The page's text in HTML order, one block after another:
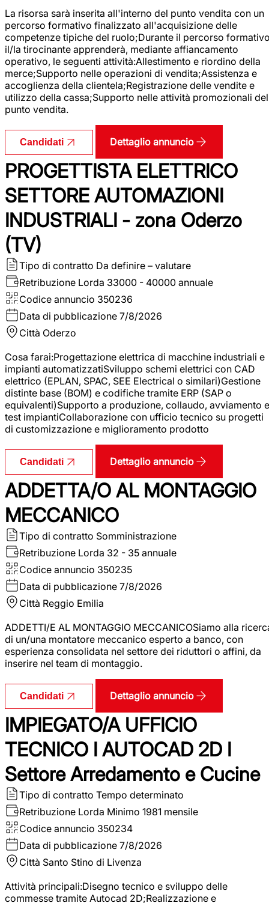
La risorsa sarà inserita all'interno del punto vendita con un
percorso formativo finalizzato all'acquisizione delle
competenze tipiche del ruolo;Durante il percorso
il/la tirocinante apprenderà, mediante affiancamento
operativo, le seguenti attività:Allestimento e riordino della
merce;Supporto nelle operazioni di vendita;Assistenza e
accoglienza della clientela;Registrazione delle vendite e
utilizzo della cassa;Supporto nelle attività promozionali del
punto vendita.
Candidati Dettaglio annuncio
PROGETTISTA ELETTRICO
SETTORE AUTOMAZIONI
INDUSTRIALI - zona Oderzo
(TV)
Tipo di contratto Da definire – valutare
Retribuzione Lorda 33000 - 40000 annuale
Codice annuncio 350236
Data di pubblicazione 7/8/2026
Città Oderzo
Cosa farai:Progettazione elettrica di macchine industriali e
impianti automatizzatiSviluppo schemi elettrici con CAD
elettrico (EPLAN, SPAC, SEE Electrical o similari)Gestione
distinte base (BOM) e codifiche tramite ERP (SAP o
equivalenti)Supporto a produzione, collaudo, avviamento e
test impiantiCollaborazione con ufficio tecnico su progetti
di customizzazione e miglioramento prodotto
Candidati Dettaglio annuncio
ADDETTA/O AL MONTAGGIO
MECCANICO
Tipo di contratto Somministrazione
Retribuzione Lorda 32 - 35 annuale
Codice annuncio 350235
Data di pubblicazione 7/8/2026
Città Reggio Emilia
ADDETTI/E AL MONTAGGIO MECCANICOSiamo alla
di un/una montatore meccanico esperto a banco, con
esperienza consolidata nel settore dei riduttori o affini, da
inserire nel team di montaggio.
Candidati Dettaglio annuncio
IMPIEGATO/A UFFICIO
TECNICO I AUTOCAD 2D I
Settore Arredamento e Cucine
Tipo di contratto Tempo determinato
Retribuzione Lorda Minimo 1981 mensile
Codice annuncio 350234
Data di pubblicazione 7/8/2026
Città Santo Stino di Livenza
Attività principali:Disegno tecnico e sviluppo delle
commesse tramite Autocad 2D;Realizzazione e